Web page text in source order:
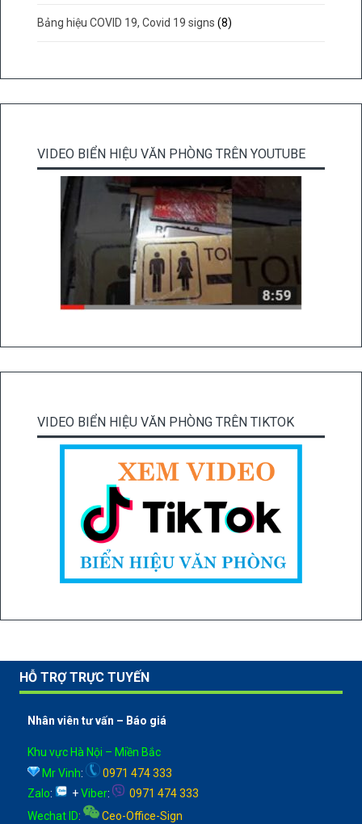
Bảng hiệu COVID 19, Covid 19 signs (8)
VIDEO BIỂN HIỆU VĂN PHÒNG TRÊN YOUTUBE
VIDEO BIỂN HIỆU VĂN PHÒNG TRÊN TIKTOK
HỖ TRỢ TRỰC TUYẾN
Nhân viên tư vấn – Báo giá
Khu vực Hà Nội – Miền Bắc
Mr Vinh:
0971 474 333
Zalo: +Viber:
0971 474 333
Wechat ID: Ceo-Office-Sign